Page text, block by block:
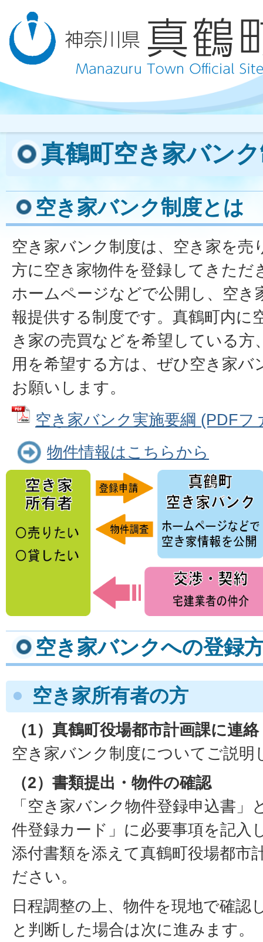
真鶴町空き家バン
空き家バンク制度とは
空き家バンク制度は、空き家を売
方に空き家物件を登録してきただ
ホームページなどで公開し、空き
報提供する制度です。真鶴町内に
き家の売買などを希望している方
用を希望する方は、ぜひ空き家バ
お願いします。
空き家バンク実施要綱 (PDFフ
物件情報はこちらから
空き家バンクへの登録
空き家所有者の方
（1）真鶴町役場都市計画課に連絡
空き家バンク制度についてご説明
（2）書類提出・物件の確認
「空き家バンク物件登録申込書」
件登録カード」に必要事項を記入
添付書類を添えて真鶴町役場都市
ださい。
日程調整の上、物件を現地で確認
と判断した場合は次に進みます。